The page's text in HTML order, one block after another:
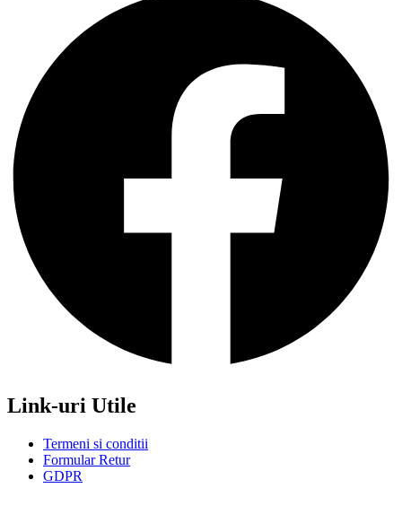
Link-uri Utile
Termeni si conditii
Formular Retur
GDPR